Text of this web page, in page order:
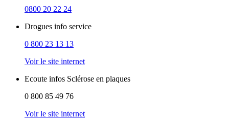
0800 20 22 24
Drogues info service
0 800 23 13 13
Voir le site internet
Ecoute infos Sclérose en plaques
0 800 85 49 76
Voir le site internet